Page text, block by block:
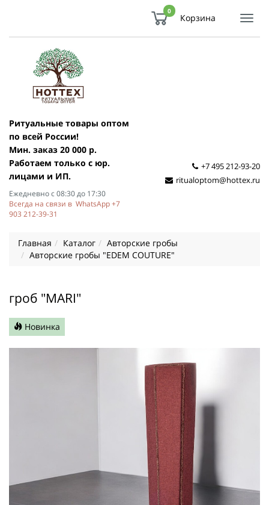
0
Корзина
Ритуальные товары оптом
по всей России!
Мин. заказ 20 000 р.
Работаем только с юр.
лицами и ИП.
Ежедневно с 08:30 до 17:30
Всегда на связи в WhatsApp +7
903 212-39-31
+7 495 212-93-20
ritualoptom@hottex.ru
Главная Каталог
Авторские гробы
Авторские гробы "EDEM COUTURE"
гроб "MARI"
Новинка